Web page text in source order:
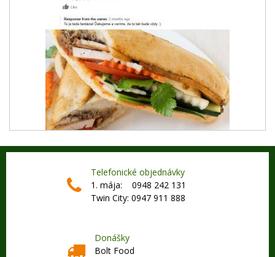
Telefonické objednávky
1. mája: 0948 242 131
Twin City: 0947 911 888
Donášky
Bolt Food